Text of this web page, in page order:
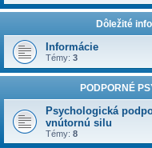
Dôležité
Informácie
Témy: 3
PODPORNÉ
Psychologická
vnútornú silu
Témy: 8